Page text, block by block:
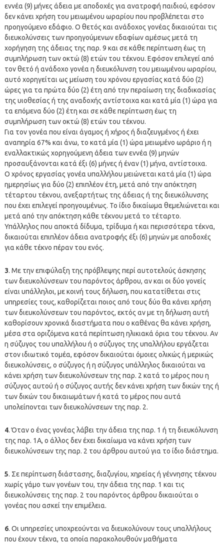
εννέα (9) μήνες άδεια με αποδοχές για ανατροφή παιδιού, εφόσον
δεν κάνει χρήση του μειωμένου ωραρίου που προβλέπεται στο
προηγούμενο εδάφιο. Ο θετός και ανάδοχος γονέας δικαιούται τις
διευκολύνσεις των προηγούμενων εδαφίων αμέσως μετά τη
χορήγηση της άδειας της παρ. 9 και σε κάθε περίπτωση έως τη
συμπλήρωση των οκτώ (8) ετών του τέκνου. Εφόσον επιλεγεί από
τον θετό ή ανάδοχο γονέα η διευκόλυνση του μειωμένου ωραρίου,
αυτό χορηγείται ως μείωση του χρόνου εργασίας κατά δύο (2)
ώρες για τα πρώτα δύο (2) έτη από την περαίωση της διαδικασίας
της υιοθεσίας ή της αναδοχής αντίστοιχα και κατά μία (1) ώρα για
τα επόμενα δύο (2) έτη και σε κάθε περίπτωση έως τη
συμπλήρωση των οκτώ (8) ετών του τέκνου.
Για τον γονέα που είναι άγαμος ή χήρος ή διαζευγμένος ή έχει
αναπηρία 67% και άνω, το κατά μία (1) ώρα μειωμένο ωράριο ή η
εναλλακτικώς χορηγούμενη άδεια των εννέα (9) μηνών
προσαυξάνονται κατά έξι (6) μήνες ή έναν (1) μήνα, αντίστοιχα.
Ο χρόνος εργασίας γονέα υπαλλήλου μειώνεται κατά μία (1) ώρα
ημερησίως για δύο (2) επιπλέον έτη, μετά από την απόκτηση
τέταρτου τέκνου, ανεξαρτήτως της άδειας ή της διευκόλυνσης
που έχει επιλεγεί προηγουμένως. Το ίδιο δικαίωμα θεμελιώνεται και
μετά από την απόκτηση κάθε τέκνου μετά το τέταρτο.
Υπάλληλος που αποκτά δίδυμα, τρίδυμα ή και περισσότερα τέκνα,
δικαιούται επιπλέον άδεια ανατροφής έξι (6) μηνών με αποδοχές
για κάθε τέκνο πέραν του ενός.
3. Με την επιφύλαξη της πρόβλεψης περί αυτοτελούς άσκησης
των διευκολύνσεων του παρόντος άρθρου, αν και οι δύο γονείς
είναι υπάλληλοι, με κοινή τους δήλωση, που κατατίθεται στις
υπηρεσίες τους, καθορίζεται ποιος από τους δύο θα κάνει χρήση
των διευκολύνσεων του παρόντος, εκτός αν με τη δήλωση αυτή
καθορίσουν χρονικά διαστήματα που ο καθένας θα κάνει χρήση,
μέσα στα οριζόμενα κατά περίπτωση ηλικιακά όρια του τέκνου. Αν
η σύζυγος του υπαλλήλου ή ο σύζυγος της υπαλλήλου εργάζεται
στον ιδιωτικό τομέα, εφόσον δικαιούται όμοιες ολικώς ή μερικώς
διευκολύνσεις, ο σύζυγος ή η σύζυγος υπάλληλος δικαιούται να
κάνει χρήση των διευκολύνσεων της παρ. 2 κατά το μέρος που η
σύζυγος αυτού ή ο σύζυγος αυτής δεν κάνει χρήση των δικών της ή
των δικών του δικαιωμάτων ή κατά το μέρος που αυτά
υπολείπονται των διευκολύνσεων της παρ. 2.
4. Όταν ο ένας γονέας λάβει την άδεια της παρ. 1 ή τη διευκόλυνση
της παρ. 1Α, ο άλλος δεν έχει δικαίωμα να κάνει χρήση των
διευκολύνσεων της παρ. 2 του άρθρου αυτού για το ίδιο διάστημα.
5. Σε περίπτωση διάστασης, διαζυγίου, χηρείας ή γέννησης τέκνου
χωρίς γάμο των γονέων του, την άδεια της παρ. 1 και τις
διευκολύνσεις της παρ. 2 του παρόντος άρθρου δικαιούται ο
γονέας που ασκεί την επιμέλεια.
6. Οι υπηρεσίες υποχρεούνται να διευκολύνουν τους υπαλλήλους
που έχουν τέκνα, τα οποία παρακολουθούν μαθήματα